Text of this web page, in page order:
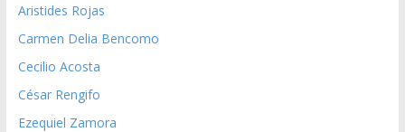
Aristides Rojas
Carmen Delia Bencomo
Cecilio Acosta
César Rengifo
Ezequiel Zamora